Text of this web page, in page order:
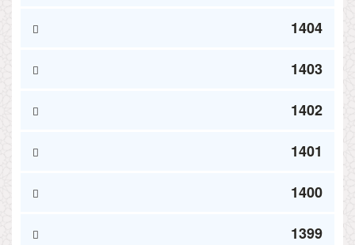
1404
1403
1402
1401
1400
1399